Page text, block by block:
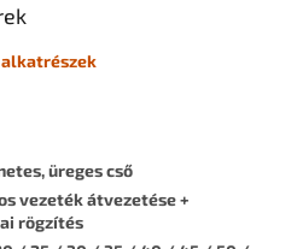
üreges cső
vezeték átvezetése +
rögzítés